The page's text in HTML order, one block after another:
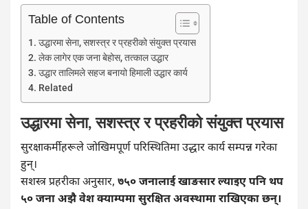
Table of Contents
उद्धारमा सेना, सशस्त्र र प्रहरीको संयुक्त प्रयास
लेक लागेर एक जना बेहोस, तत्काल उद्धार
उद्धार तालिमले सहज बनायो हिमाली उद्धार कार्य
Related
उद्धारमा सेना, सशस्त्र र प्रहरीको संयुक्त प्रयास
सुरक्षाकर्मीहरूले जोखिमपूर्ण परिस्थितिमा उद्धार कार्य सम्पन्न गरेका
हुन्।
सशस्त्र प्रहरीका अनुसार, ७५० जनालाई खाङसार ल्याइए पनि थप
५० जना अझै वेश क्याम्पमा सुरक्षित अवस्थामा राखिएका छन्।